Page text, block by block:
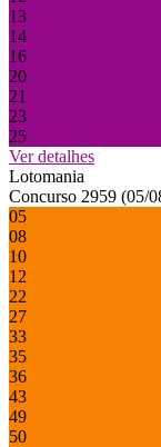
13
14
16
20
21
23
25
Ver detalhes
Lotomania
Concurso 2959 (05/
05
08
10
12
22
27
33
35
36
43
49
50